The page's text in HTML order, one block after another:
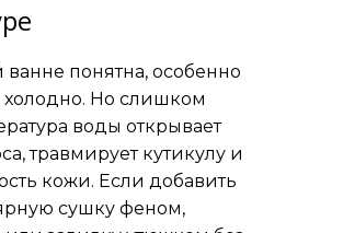
ванне понятна, особенно
холодно. Но слишком
воды открывает
травмирует кутикулу и
кожи. Если добавить
сушку феном,